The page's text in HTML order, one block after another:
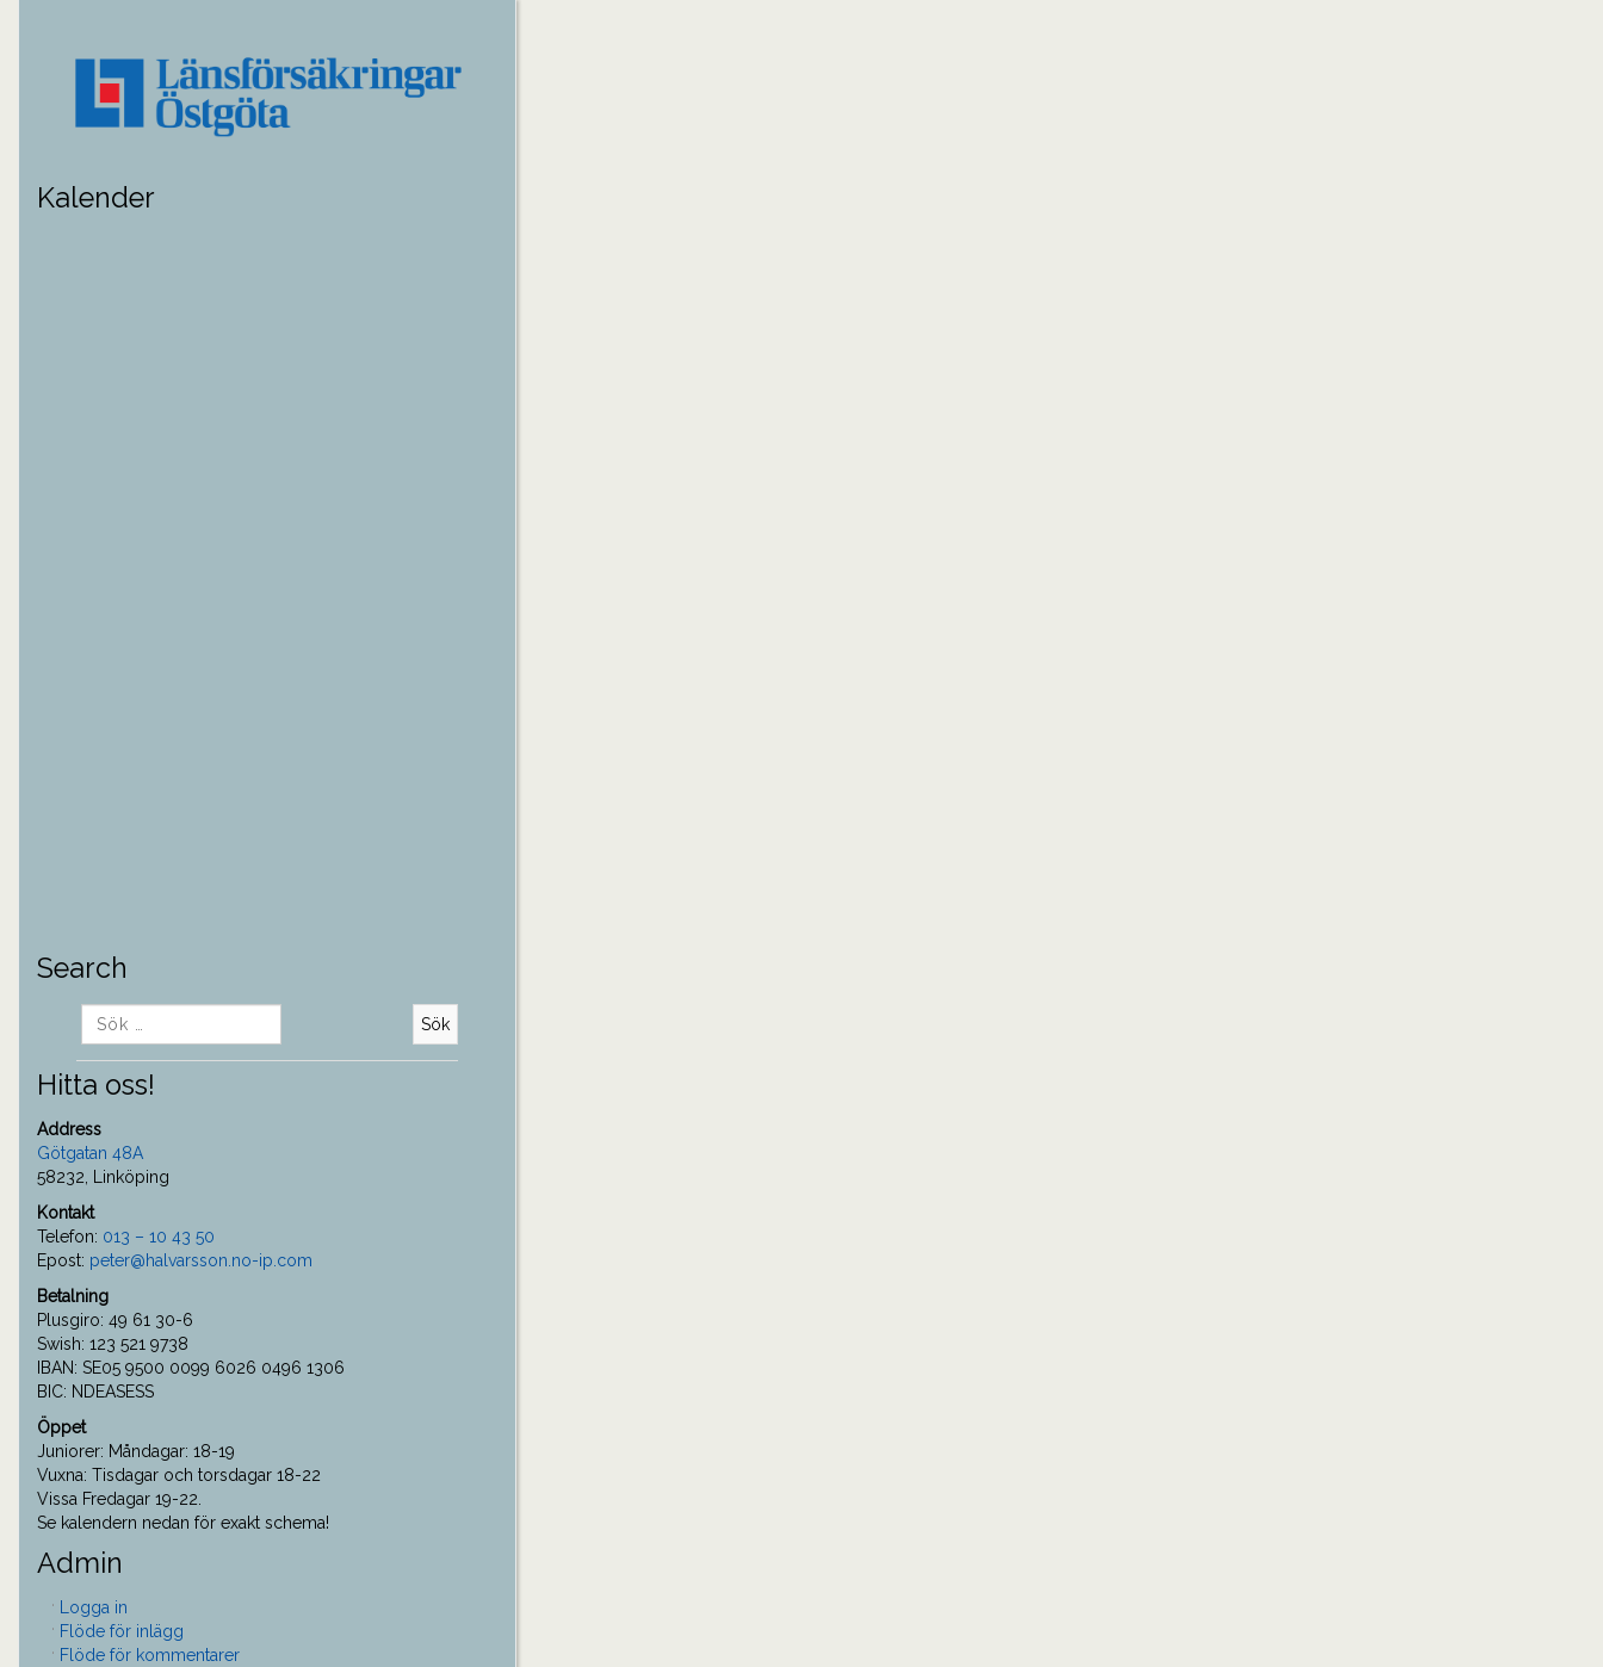
Kalender
Search
Sök
efter:
Hitta oss!
Address
Götgatan 48A
58232, Linköping
Kontakt
Telefon: 013 – 10 43 50
Epost: peter@halvarsson.no-ip.com
Betalning
Plusgiro: 49 61 30-6
Swish: 123 521 9738
IBAN: SE05 9500 0099 6026 0496 1306
BIC: NDEASESS
Öppet
Juniorer: Måndagar: 18-19
Vuxna: Tisdagar och torsdagar 18-22
Vissa Fredagar 19-22.
Se kalendern nedan för exakt schema!
Admin
Logga in
Flöde för inlägg
Flöde för kommentarer